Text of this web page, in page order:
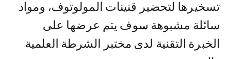
تسخيرها لتحضير قنينات المولوتوف، ومواد
سائلة مشبوهة سوف يتم عرضها على
الخبرة التقنية لدى مختبر الشرطة العلمية